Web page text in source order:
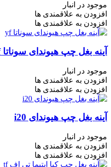
موجود در انبار
افزودن به علاقمندی ها
افزودن به علاقمندی ها
آینه بغل چپ هیوندای سوناتا yf
موجود در انبار
افزودن به علاقمندی ها
افزودن به علاقمندی ها
آینه بغل چپ هیوندای i20
موجود در انبار
افزودن به علاقمندی ها
افزودن به علاقمندی ها